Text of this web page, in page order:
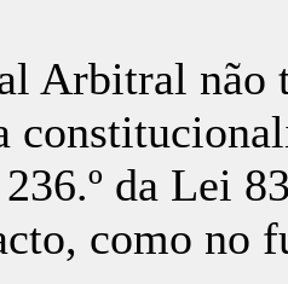
Arbitral não
da Lei
como no